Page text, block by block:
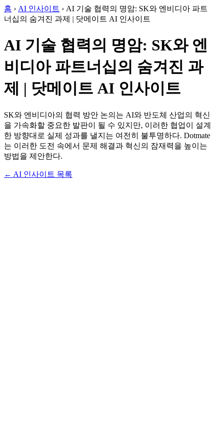
홈 › AI 인사이트 › AI 기술 협력의 명암: SK와 엔비디아 파트
너십의 숨겨진 과제 | 닷메이트 AI 인사이트
AI 기술 협력의 명암: SK와 엔
비디아 파트너십의 숨겨진 과
제 | 닷메이트 AI 인사이트
SK와 엔비디아의 협력 방안 논의는 AI와 반도체 산업의 혁신
을 가속화할 중요한 발판이 될 수 있지만, 이러한 협업이 설계
한 방향대로 실제 성과를 낼지는 여전히 불투명하다. Dotmate
는 이러한 도전 속에서 문제 해결과 혁신의 잠재력을 높이는
방법을 제안한다.
← AI 인사이트 목록